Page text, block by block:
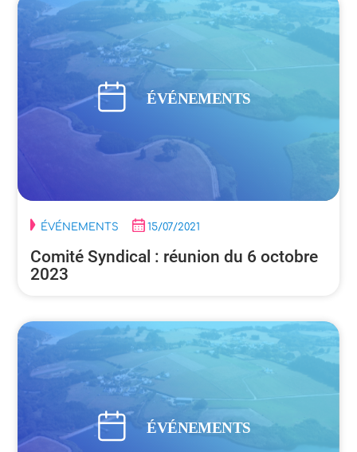
ÉVÉNEMENTS 15/07/2021
Comité Syndical : réunion du 6 octobre
2023